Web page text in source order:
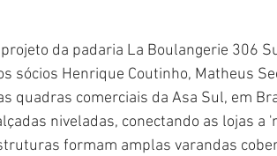
projeto da padaria La Boulangerie 306
sócios Henrique Coutinho, Matheus
quadras comerciais da Asa Sul, em
niveladas, conectando as lojas
formam amplas varandas